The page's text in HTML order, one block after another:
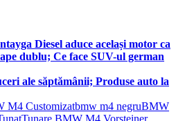
Diesel aduce același motor ca
dublu; Ce face SUV-ul german
ale săptămânii; Produse auto la
M4 Customizatbmw m4 negruBMW
Tunare BMW M4 Vorsteiner